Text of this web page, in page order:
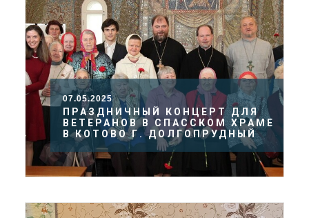
07.05.2025
ПРАЗДНИЧНЫЙ КОНЦЕРТ ДЛЯ
ВЕТЕРАНОВ В СПАССКОМ ХРАМЕ
В КОТОВО Г. ДОЛГОПРУДНЫЙ